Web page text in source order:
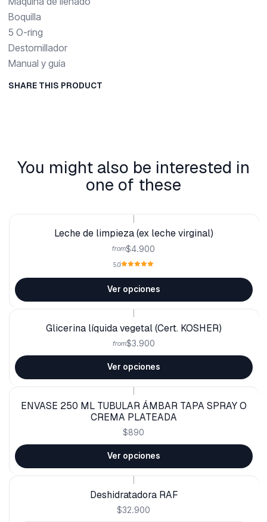
Boquilla
5 O-ring
Destornillador
Manual y guía
SHARE THIS PRODUCT
You might also be interested in
one of these
Leche de limpieza (ex leche virginal)
from$4.900
5.0
Ver opciones
Glicerina líquida vegetal (Cert. KOSHER)
from$3.900
Ver opciones
ENVASE 250 ML TUBULAR ÁMBAR TAPA SPRAY O
CREMA PLATEADA
$890
Ver opciones
Deshidratadora RAF
$32.900